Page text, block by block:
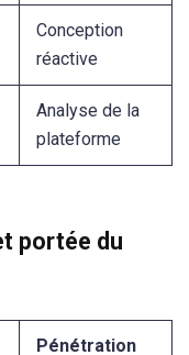
Conception
réactive
Analyse de la
plateforme
portée du
Pénétration